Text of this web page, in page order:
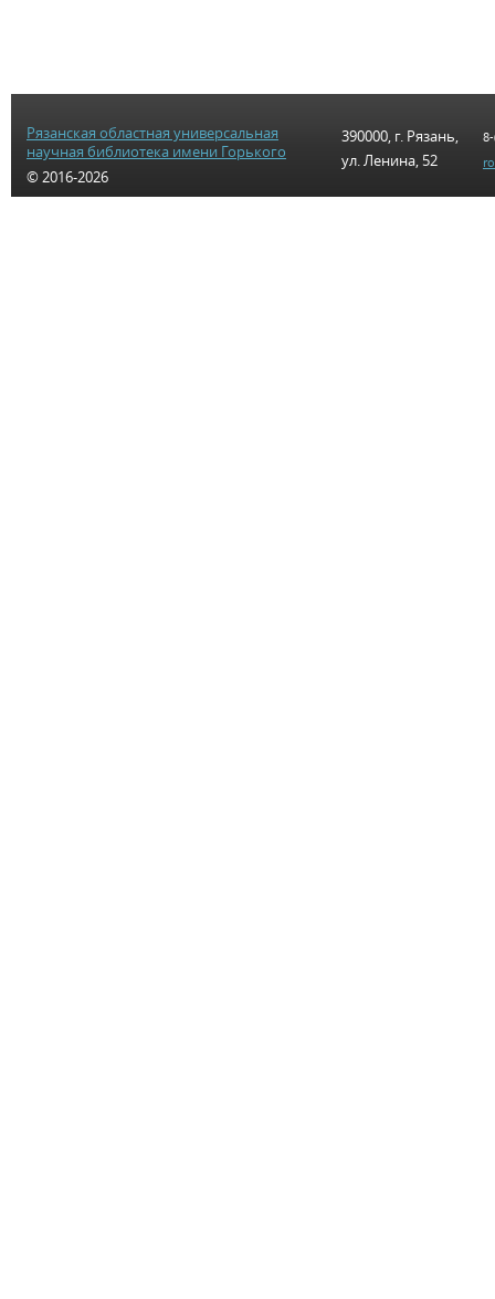
Рязанская областная универсальная
научная библиотека имени Горького
© 2016-2026
390000, г. Рязань,
ул. Ленина, 52